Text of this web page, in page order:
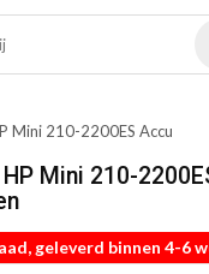
Mini 210-2200ES Accu
Mini 210-
geleverd binnen 4-6